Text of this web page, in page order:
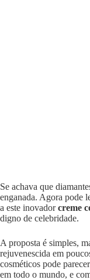
Se achava que
enganada. Agora pode
a este inovadorcreme
digno de celebridade.
A proposta é simples,
rejuvenescida em
cosméticos pode
em todo o mundo, e